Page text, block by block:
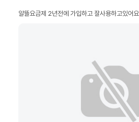
알뜰요금제 2년전에 가입하고 잘사용하고있어요